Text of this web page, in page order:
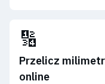
🔢
Przelicz
online